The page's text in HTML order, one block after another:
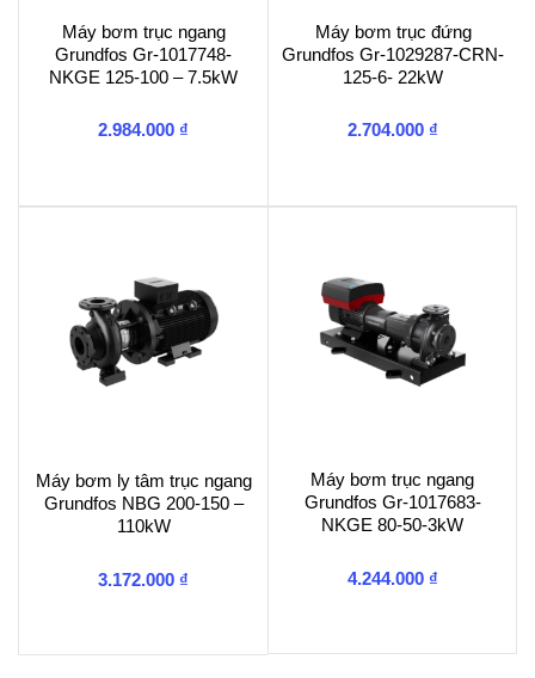
Máy bơm trục ngang
Grundfos Gr-1017748-
NKGE 125-100 – 7.5kW
2.984.000 ₫
Máy bơm trục đứng
Grundfos Gr-1029287-CRN-
125-6- 22kW
2.704.000 ₫
Máy bơm ly tâm trục ngang
Grundfos NBG 200-150 –
110kW
3.172.000 ₫
Máy bơm trục ngang
Grundfos Gr-1017683-
NKGE 80-50-3kW
4.244.000 ₫